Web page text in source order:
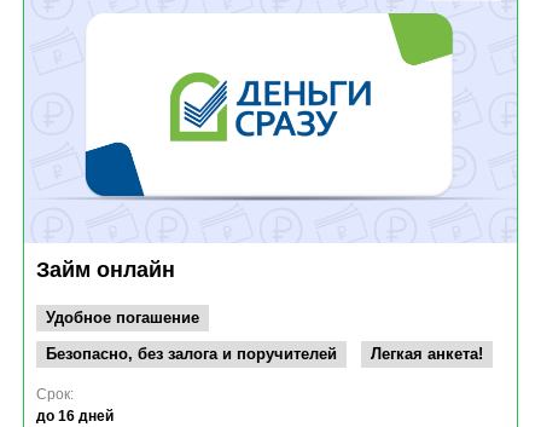
Займ онлайн
Удобное погашение
Безопасно, без залога и поручителей
Легкая анкета!
Срок:
до 16 дней